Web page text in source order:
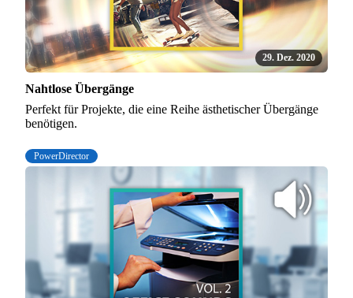
29. Dez. 2020
Nahtlose Übergänge
Perfekt für Projekte, die eine Reihe ästhetischer Übergänge
benötigen.
PowerDirector